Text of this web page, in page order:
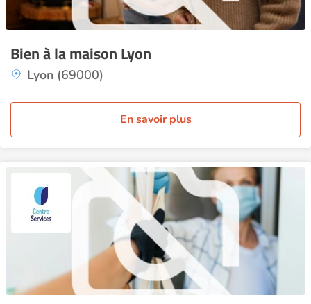
Bien à la maison Lyon
Lyon (69000)
En savoir plus